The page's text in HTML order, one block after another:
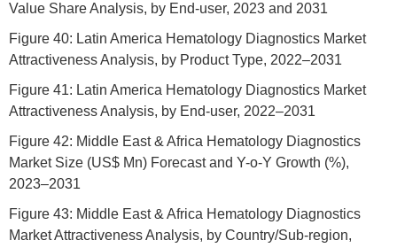
Value Share Analysis, by End-user, 2023 and 2031
Figure 40: Latin America Hematology Diagnostics Market
Attractiveness Analysis, by Product Type, 2022–2031
Figure 41: Latin America Hematology Diagnostics Market
Attractiveness Analysis, by End-user, 2022–2031
Figure 42: Middle East & Africa Hematology Diagnostics
Market Size (US$ Mn) Forecast and Y-o-Y Growth (%),
2023–2031
Figure 43: Middle East & Africa Hematology Diagnostics
Market Attractiveness Analysis, by Country/Sub-region,